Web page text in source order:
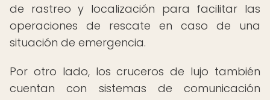
de rastreo y localización para facilitar las
operaciones de rescate en caso de una
situación de emergencia.
Por otro lado, los cruceros de lujo también
cuentan con sistemas de comunicación